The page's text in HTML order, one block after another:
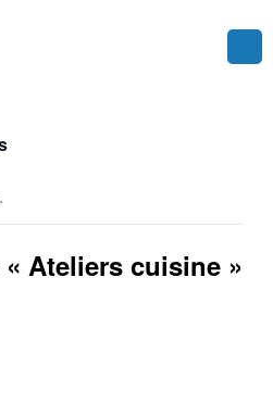
Ateliers cuisine »